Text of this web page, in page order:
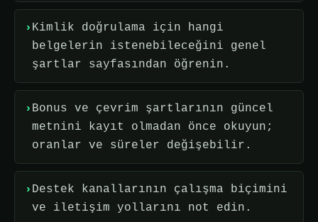
Kimlik doğrulama için hangi
belgelerin istenebileceğini genel
şartlar sayfasından öğrenin.
Bonus ve çevrim şartlarının güncel
metnini kayıt olmadan önce okuyun;
oranlar ve süreler değişebilir.
Destek kanallarının çalışma biçimini
ve iletişim yollarını not edin.